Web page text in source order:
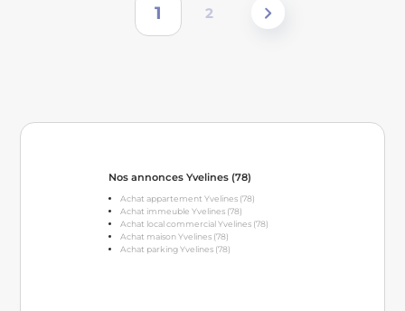
1 2
Nos annonces Yvelines (78)
Achat appartement Yvelines (78)
Achat immeuble Yvelines (78)
Achat local commercial Yvelines (78)
Achat maison Yvelines (78)
Achat parking Yvelines (78)